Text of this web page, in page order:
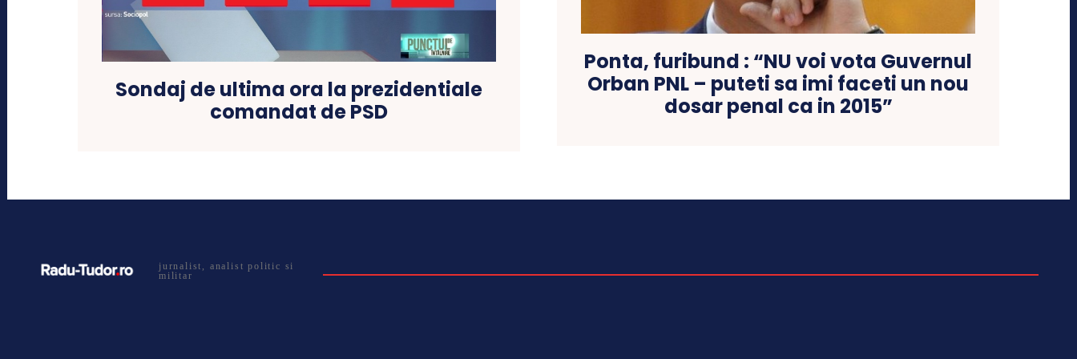
Sondaj de ultima ora la prezidentiale
comandat de PSD
Ponta, furibund : “NU voi vota Guvernul
Orban PNL – puteti sa imi faceti un nou
dosar penal ca in 2015”
jurnalist, analist politic si
militar